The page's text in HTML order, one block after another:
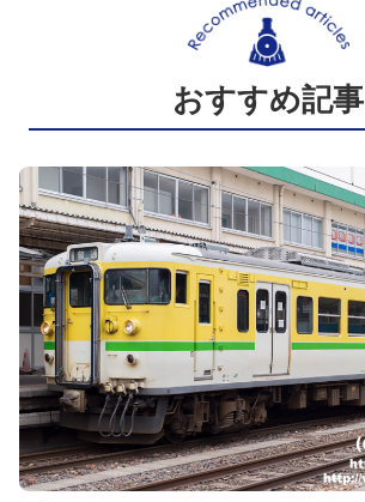
おすすめ記事